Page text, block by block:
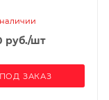
руб./шт
ПОД ЗАКАЗ